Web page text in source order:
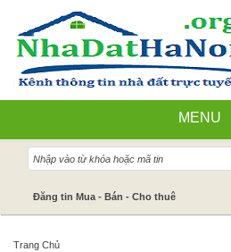
MENU
Nhà đất bán
Đăng tin Mua - Bán - Cho thuê
Trang Chủ